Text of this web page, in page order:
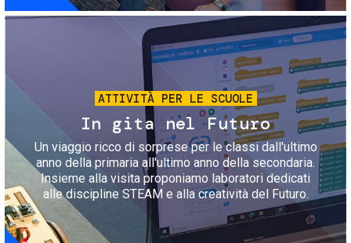
Immagine
ATTIVITÀ PER LE SCUOLE
In gita nel Futuro
Un viaggio ricco di sorprese per le classi dall'ultimo
anno della primaria all'ultimo anno della secondaria.
Insieme alla visita proponiamo laboratori dedicati
alle discipline STEAM e alla creatività del Futuro.